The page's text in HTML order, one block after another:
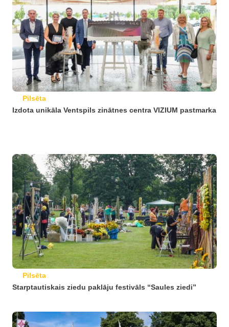
Pilsēta
Izdota unikāla Ventspils zinātnes centra VIZIUM pastmarka
Pilsēta
Starptautiskais ziedu paklāju festivāls “Saules ziedi”